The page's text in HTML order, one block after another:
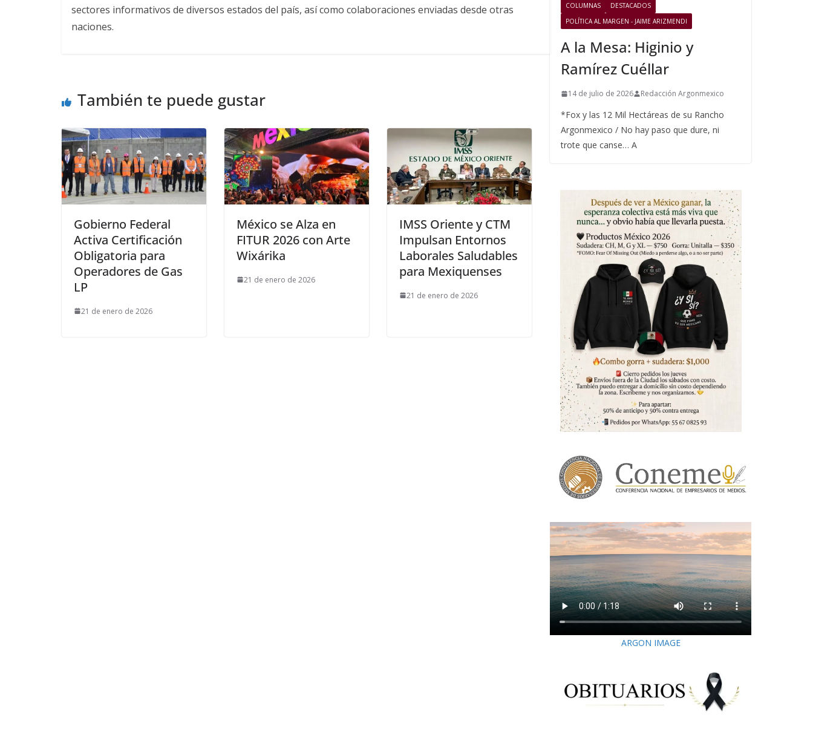
sectores informativos de diversos estados del país, así como colaboraciones enviadas desde otras
naciones.
También te puede gustar
Gobierno Federal
Activa Certificación
Obligatoria para
Operadores de Gas
LP
21 de enero de 2026
México se Alza en
FITUR 2026 con Arte
Wixárika
21 de enero de 2026
IMSS Oriente y CTM
Impulsan Entornos
Laborales Saludables
para Mexiquenses
21 de enero de 2026
COLUMNAS
DESTACADOS
POLÍTICA AL MARGEN - JAIME ARIZMENDI
A la Mesa: Higinio y
Ramírez Cuéllar
14 de julio de 2026 Redacción Argonmexico
*Fox y las 12 Mil Hectáreas de su Rancho
Argonmexico / No hay paso que dure, ni
trote que canse… A
ARGON IMAGE